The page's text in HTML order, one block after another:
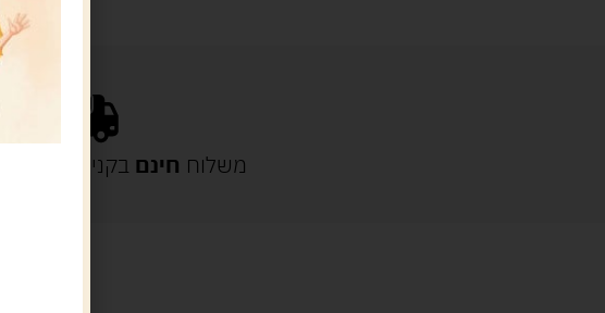
משלוח חינם בקנייה מעל 329 ש"ח